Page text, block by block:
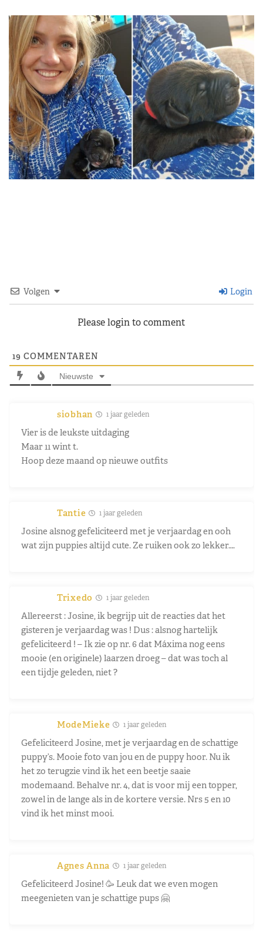
Volgen Login
Please login to comment
19 COMMENTAREN
Nieuwste
siobhan 1 jaar geleden
Vier is de leukste uitdaging
Maar 11 wint t.
Hoop deze maand op nieuwe outfits
Tantie 1 jaar geleden
Josine alsnog gefeliciteerd met je verjaardag en ooh
wat zijn puppies altijd cute. Ze ruiken ook zo lekker….
Trixedo 1 jaar geleden
Allereerst : Josine, ik begrijp uit de reacties dat het
gisteren je verjaardag was ! Dus : alsnog hartelijk
gefeliciteerd ! – Ik zie op nr. 6 dat Máxima nog eens
mooie (en originele) laarzen droeg – dat was toch al
een tijdje geleden, niet ?
ModeMieke 1 jaar geleden
Gefeliciteerd Josine, met je verjaardag en de schattige
puppy’s. Mooie foto van jou en de puppy hoor. Nu ik
het zo terugzie vind ik het een beetje saaie
modemaand. Behalve nr. 4, dat is voor mij een topper,
zowel in de lange als in de kortere versie. Nrs 5 en 10
vind ik het minst mooi.
Agnes Anna 1 jaar geleden
Gefeliciteerd Josine! 🥳 Leuk dat we even mogen
meegenieten van je schattige pups 🤗